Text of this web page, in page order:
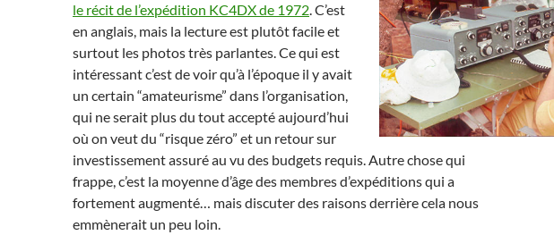
le récit de l’expédition KC4DX de 1972. C’est
en anglais, mais la lecture est plutôt facile et
surtout les photos très parlantes. Ce qui est
intéressant c’est de voir qu’à l’époque il y avait
un certain “amateurisme” dans l’organisation,
qui ne serait plus du tout accepté aujourd’hui
où on veut du “risque zéro” et un retour sur
investissement assuré au vu des budgets requis. Autre chose qui
frappe, c’est la moyenne d’âge des membres d’expéditions qui a
fortement augmenté… mais discuter des raisons derrière cela nous
emmènerait un peu loin.